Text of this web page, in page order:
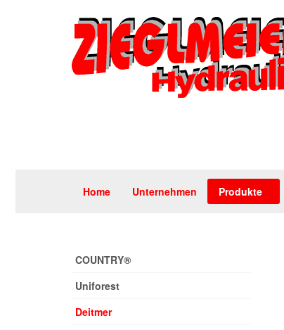
Home Unternehmen Produkte
COUNTRY®
Uniforest
Deitmer